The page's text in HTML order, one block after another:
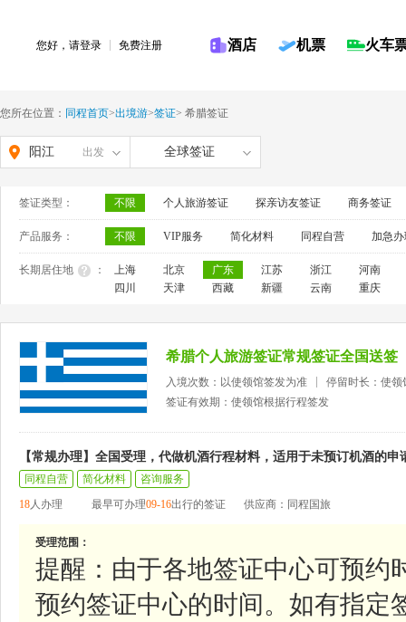
您好，请登录 免费注册 酒店 机票 火车
您所在位置： 同程首页>出境游>签证> 希腊签证
阳江 出发 全球签证
签证类型： 不限 个人旅游签证 探亲访友签证 商务签证
产品服务： 不限 VIP服务 简化材料 同程自营 加急
长期居住地 ： 上海 北京 广东 江苏 浙江
河南
四川
天津 西藏 新疆 云南 重庆
希腊个人旅游签证常规签证全国送签
入境次数：以使领馆签发为准
停留时长：使领
签证有效期：使领馆根据行程签发
【常规办理】全国受理，代做机酒行程材料，适用于未预订机酒的申
同程自营 简化材料
咨询服务
18人办理 最早可办理09-16出行的签证 供应商：同程国旅
受理范围：
提醒：由于各地签证中心可预约
预约签证中心的时间。如有指定